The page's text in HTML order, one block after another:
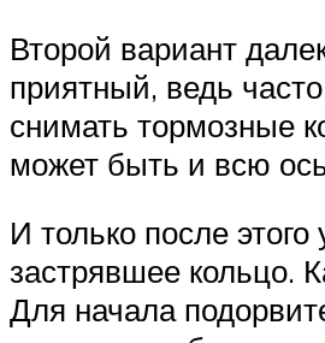
Второй вариант
приятный, ведь
снимать тормозные
может быть и всю
И только после этого
застрявшее кольцо.
Для начала